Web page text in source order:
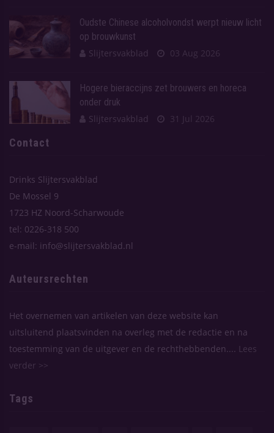
Oudste Chinese alcoholvondst werpt nieuw licht
op brouwkunst
Slijtersvakblad
03 Aug 2026
Hogere bieraccijns zet brouwers en horeca
onder druk
Slijtersvakblad
31 Jul 2026
Contact
Drinks Slijtersvakblad
De Mossel 9
1723 HZ Noord-Scharwoude
tel: 0226-318 500
e-mail: info@slijtersvakblad.nl
Auteursrechten
Het overnemen van artikelen van deze website kan
uitsluitend plaatsvinden na overleg met de redactie en na
toestemming van de uitgever en de rechthebbenden....
Lees
verder >>
Tags